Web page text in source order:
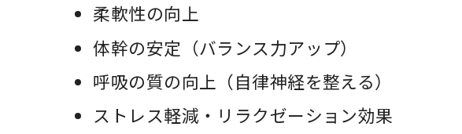
柔軟性の向上
体幹の安定（バランス力アップ）
呼吸の質の向上（自律神経を整える）
ストレス軽減・リラクゼーション効果